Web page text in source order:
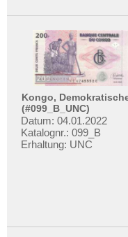
St. Vincent
Surinam
Trinidad und
Uruguay
USA
Venezuela
Kongo,
(#099_B_UNC)
Datum: 04.01.2022
Katalognr.: 099_B
Erhaltung: UNC